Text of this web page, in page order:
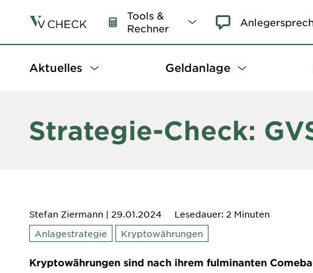
Tools &
Rechner
Aktuelles Geldanlage
Strategie-Check:
Stefan Ziermann | 29.01.2024
Lesedauer: 2 Minuten
Anlagestrategie
Kryptowährungen
Kryptowährungen sind nach ihrem fulminanten